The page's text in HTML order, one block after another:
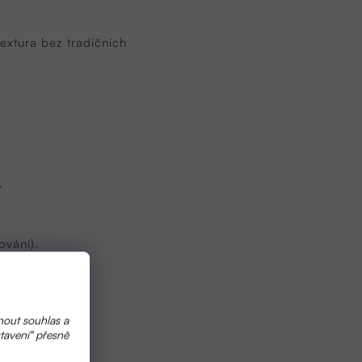
souhlas a
přesně
bez tradičních
mléko.